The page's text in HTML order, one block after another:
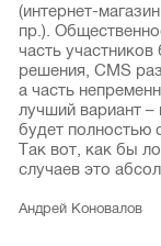
(интернет-
пр.).
часть
решения, CMS
а часть
лучший вариант –
будет полностью
Так вот, как бы
случаев это
Андрей Коновалов